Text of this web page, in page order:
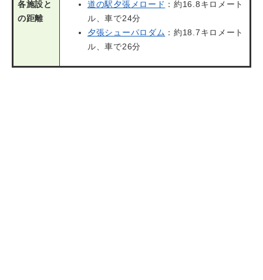
各施設と
の距離
道の駅夕張メロード ：約16.8キロメート
ル、車で24分
夕張シューパロダム ：約18.7キロメート
ル、車で26分